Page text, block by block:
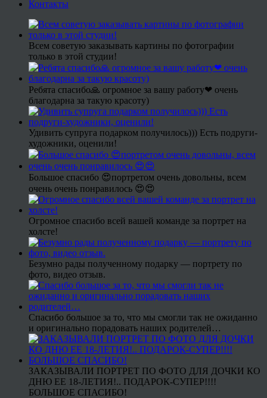
Контакты
Всем советую заказывать картины по фотографии
только в этой студии!
Ребята спасибо🙏 огромное за вашу работу❤ очень
благодарна за такую красоту)
Удивить супруга подарком получилось))) Есть подруги-
художники, оценили!
Большое спасибо 😍портретом очень довольны, всем
очень очень понравилось 😍😍
Огромное спасибо всей вашей команде за портрет на
холсте!
Безумно рады полученному подарку — портрету по
фото, видео отзыв.
Спасибо большое за то, что мы смогли так не ожиданно
и оригинально порадовать наших родителей…
ЗАКАЗЫВАЛИ ПОРТРЕТ ПО ФОТО ДЛЯ ДОЧКИ КО
ДНЮ ЕЕ 18-ЛЕТИЯ!.. ПОДАРОК-СУПЕР!!!!
БОЛЬШОЕ СПАСИБО!